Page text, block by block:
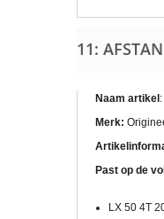
11:
Naam artikel
Merk:
Past op de
LX 50 4T